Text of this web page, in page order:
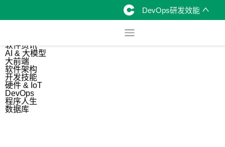
DevOps研发效能
软件资讯
AI & 大模型
大前端
软件架构
开发技能
硬件 & IoT
DevOps
程序人生
数据库